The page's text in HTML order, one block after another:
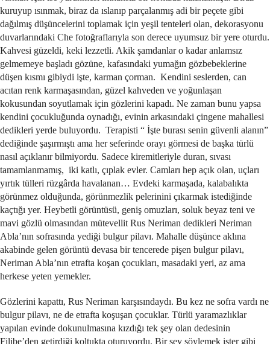
kuruyup ısınmak, biraz da ıslanıp parçalanmış adi bir peçete gibi
dağılmış düşüncelerini toplamak için yeşil tenteleri olan, dekorasyonu
duvarlarındaki Che fotoğraflarıyla son derece uyumsuz bir yere oturdu.
Kahvesi güzeldi, keki lezzetli. Akik şamdanlar o kadar anlamsız
gelmemeye başladı gözüne, kafasındaki yumağın gözbebeklerine
düşen kısmı gibiydi işte, karman çorman. Kendini seslerden, can
acıtan renk karmaşasından, güzel kahveden ve yoğunlaşan
kokusundan soyutlamak için gözlerini kapadı. Ne zaman bunu yapsa
kendini çocukluğunda oynadığı, evinin arkasındaki çingene mahallesi
dedikleri yerde buluyordu. Terapisti “ İşte burası senin güvenli alanın”
dediğinde şaşırmıştı ama her seferinde orayı görmesi de başka türlü
nasıl açıklanır bilmiyordu. Sadece kiremitleriyle duran, sıvası
tamamlanmamış, iki katlı, çıplak evler. Camları hep açık olan, uçları
yırtık tülleri rüzgârda havalanan… Evdeki karmaşada, kalabalıkta
görünmez olduğunda, görünmezlik pelerinini çıkarmak istediğinde
kaçtığı yer. Heybetli görüntüsü, geniş omuzları, soluk beyaz teni ve
mavi gözlü olmasından mütevellit Rus Neriman dedikleri Neriman
Abla’nın sofrasında yediği bulgur pilavı. Mahalle düşünce aklına
akabinde gelen görüntü devasa bir tencerede pişen bulgur pilavı,
Neriman Abla’nın etrafta koşan çocukları, masadaki yeri, az ama
herkese yeten yemekler.
Gözlerini kapattı, Rus Neriman karşısındaydı. Bu kez ne sofra vardı ne
bulgur pilavı, ne de etrafta koşuşan çocuklar. Türlü yaramazlıklar
yapılan evinde dokunulmasına kızdığı tek şey olan dedesinin
Filibe’den getirdiği koltukta oturuyordu. Bir şey söylemek ister gibi